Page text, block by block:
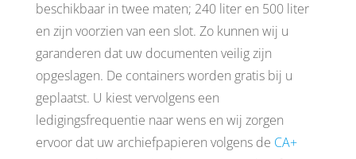
beschikbaar in twee maten; 240 liter en 500 liter
en zijn voorzien van een slot. Zo kunnen wij u
garanderen dat uw documenten veilig zijn
opgeslagen. De containers worden gratis bij u
geplaatst. U kiest vervolgens een
ledigingsfrequentie naar wens en wij zorgen
ervoor dat uw archiefpapieren volgens de CA+